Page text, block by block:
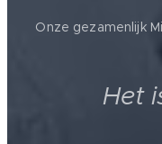
Onze gezamenlijk
Het